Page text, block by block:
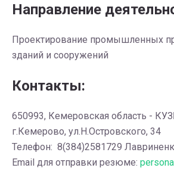
Направление
Проектирование промышленных
зданий и сооружений
Контакты:
650993, Кемеровская область -
г.Кемерово, ул.Н.Островского, 34
Телефон: 8(384)2581729
Email для отправки резюме: